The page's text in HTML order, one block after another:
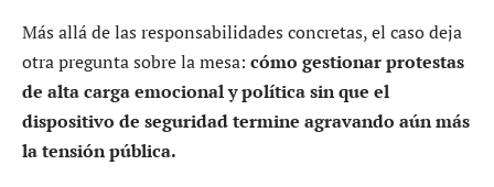
Más allá de las responsabilidades concretas, el caso deja
otra pregunta sobre la mesa: cómo gestionar protestas
de alta carga emocional y política sin que el
dispositivo de seguridad termine agravando aún más
la tensión pública.